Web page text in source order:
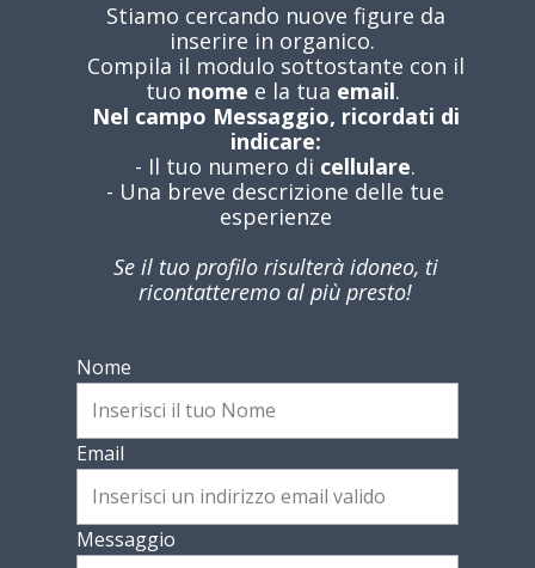
Stiamo cercando nuove figure da
inserire in organico.
Compila il modulo sottostante con il
tuo nome e la tua email.
Nel campo Messaggio, ricordati di
indicare:
- Il tuo numero di cellulare.
- Una breve descrizione delle tue
esperienze
Se il tuo profilo risulterà idoneo, ti
ricontatteremo al più presto!
Nome
Email
Messaggio